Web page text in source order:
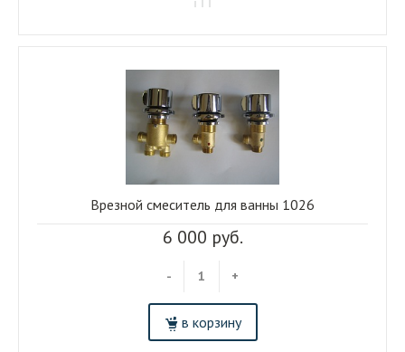
6 000 руб.
- +
в корзину
Врезной смеситель для ванны 1026